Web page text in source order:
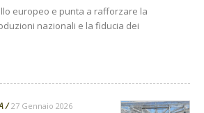
europeo e punta a rafforzare la
nazionali e la fiducia dei
27 Gennaio 2026